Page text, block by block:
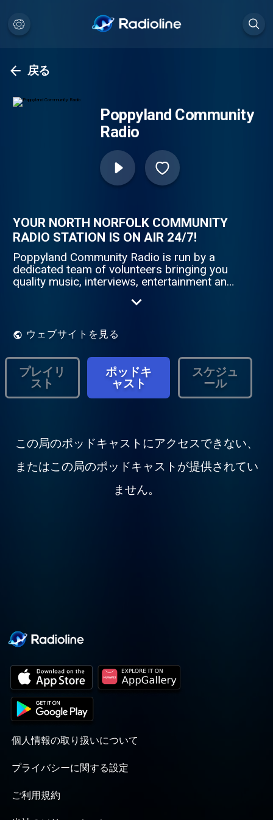
戻る
Poppyland Community
Radio
YOUR NORTH NORFOLK COMMUNITY
RADIO STATION IS ON AIR 24/7!
Poppyland Community Radio is run by a
dedicated team of volunteers bringing you
quality music, interviews, entertainment and
people, featuring local people and for local
ウェブサイトを見る
プレイリ
スト
ポッドキ
ャスト
スケジュ
ール
この局のポッドキャストにアクセスできない、
またはこの局のポッドキャストが提供されてい
ません。
個人情報の取り扱いについて
プライバシーに関する設定
ご利用規約